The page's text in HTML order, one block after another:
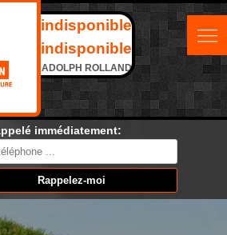
indisponible
indisponible
ADOLPH ROLLAND
immédiatement: